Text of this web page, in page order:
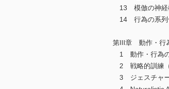
13 模倣の神経
14 行為の系列
第III章 動作・行
1 動作・行為の
2 戦略的訓練（
3 ジェスチャー